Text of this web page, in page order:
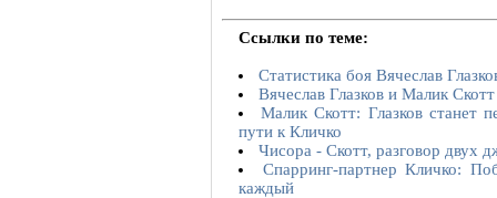
Ссылки по теме:
Статистика боя Вячеслав
Вячеслав Глазков и Малик
Малик Скотт: Глазков станет
пути к Кличко
Чисора - Скотт, разговор двух
Спарринг-партнер Кличко:
каждый